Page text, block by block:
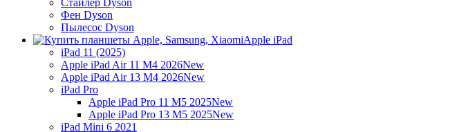
Стайлер Dyson
Фен Dyson
Пылесос Dyson
Apple iPad
iPad 11 (2025)
Apple iPad Air 11 M4 2026New
Apple iPad Air 13 M4 2026New
iPad Pro
Apple iPad Pro 11 M5 2025New
Apple iPad Pro 13 M5 2025New
iPad Mini 6 2021